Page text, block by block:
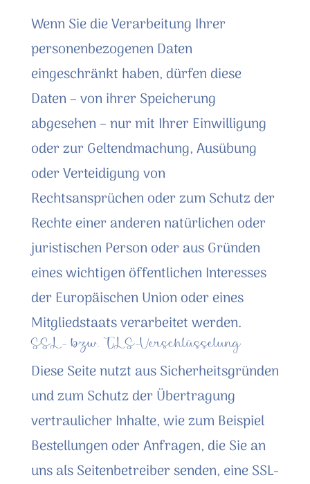
Wenn Sie die Verarbeitung Ihrer
personenbezogenen Daten
eingeschränkt haben, dürfen diese
Daten – von ihrer Speicherung
abgesehen – nur mit Ihrer Einwilligung
oder zur Geltendmachung, Ausübung
oder Verteidigung von
Rechtsansprüchen oder zum Schutz der
Rechte einer anderen natürlichen oder
juristischen Person oder aus Gründen
eines wichtigen öffentlichen Interesses
der Europäischen Union oder eines
Mitgliedstaats verarbeitet werden.
SSL- bzw. TLS-Verschlüsselung
Diese Seite nutzt aus Sicherheitsgründen
und zum Schutz der Übertragung
vertraulicher Inhalte, wie zum Beispiel
Bestellungen oder Anfragen, die Sie an
uns als Seitenbetreiber senden, eine SSL-